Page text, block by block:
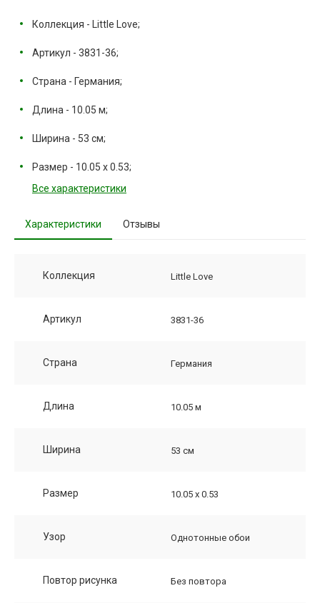
Коллекция - Little Love;
Артикул - 3831-36;
Страна - Германия;
Длина - 10.05 м;
Ширина - 53 см;
Размер - 10.05 х 0.53;
Все характеристики
Характеристики Отзывы
Коллекция Little Love
Артикул 3831-36
Страна Германия
Длина 10.05 м
Ширина 53 см
Размер 10.05 х 0.53
Узор Однотонные обои
Повтор рисунка Без повтора